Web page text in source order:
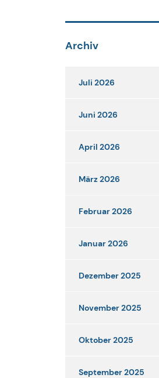
Archiv
Juli 2026
Juni 2026
April 2026
März 2026
Februar 2026
Januar 2026
Dezember 2025
November 2025
Oktober 2025
September 2025